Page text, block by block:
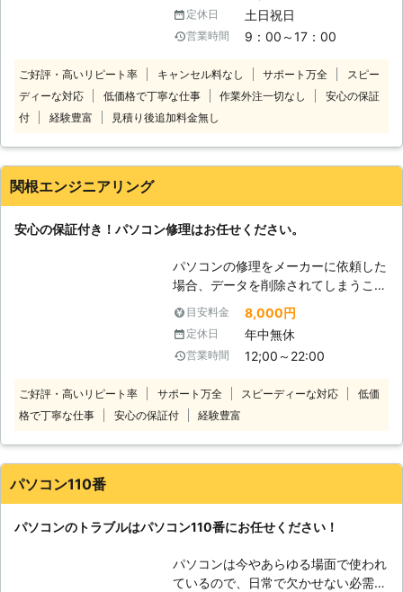
な状態をいち早く開放するのも、私達
の役割だと考えています。
がいくつか調子が悪いのでみてほしい
このようなパソコントラブルでお悩み
は、宅配専門のパソコン修理店です。
修理してほしいパソコンを送っていた
だければすぐに対応いたします。全国
離島でも問題ありません！安心してパ
やすい料金設定になっております。必
要な費用は「パソコンの発送料」＋
理完了後の「パソコン返却送料」は当
社が負担いたします！基本料金や診断
料金などは一切かかりません！低価格
で修理しますのでご安心ください。
変なサイトを誤ってクリックしてウイ
ルスに感染してしまったほか、液晶画
ているといったパソコントラブルはな
かなか自分で解決することが難しいで
定休日 土日祝日
営業時間 9：00～17：00
ご好評・高いリピート率 キャンセル料なし サポート万全
スピー
ディーな対応
低価格で丁寧な仕事 作業外注一切なし
安心の保証
付
経験豊富 見積り後追加料金無し
関根エンジニアリング
安心の保証付き！パソコン修理はお任せください。
パソコンの修理をメーカーに依頼した
場合、データを削除されてしまうこと
がほとんどです。 また、保証期間が
過ぎているPCに至っては、部品がな
いこともあります。 しかし、ちょっ
とした故障程度ならまだまだ使い続け
パソコンの修理やデータ復旧を3,000
件近くこなしている実績豊富な修理業
ひお気軽にご連絡ください。
目安料金 8,000円
定休日 年中無休
営業時間 12;00～22:00
ご好評・高いリピート率 サポート万全 スピーディーな対応
低価
格で丁寧な仕事
安心の保証付 経験豊富
パソコン110番
パソコンのトラブルはパソコン110番にお任せください！
パソコンは今やあらゆる場面で使われ
ているので、日常で欠かせない必需品